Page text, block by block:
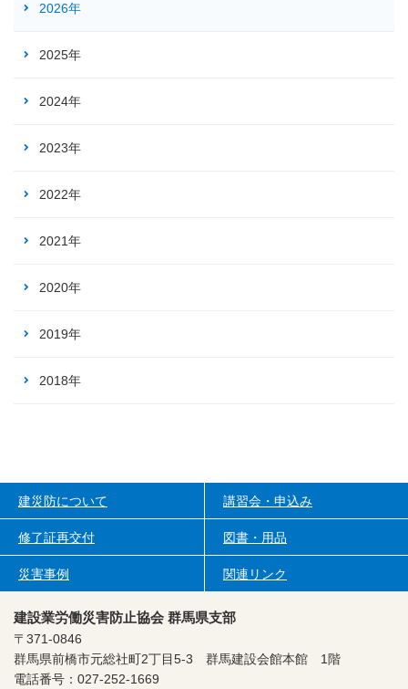
2026年
2025年
2024年
2023年
2022年
2021年
2020年
2019年
2018年
建災防について 講習会・申込み
修了証再交付 図書・用品
災害事例 関連リンク
建設業労働災害防止協会 群馬県支部
〒371-0846
群馬県前橋市元総社町2丁目5-3 群馬建設会館本館 1階
電話番号：027-252-1669